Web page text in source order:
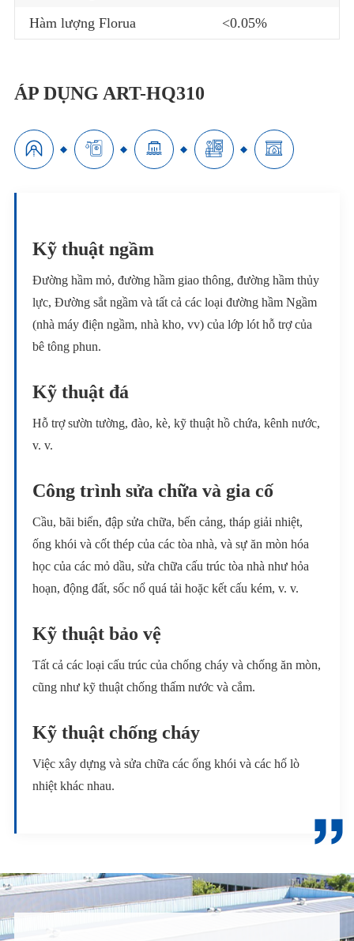
Hàm lượng Florua
<0.05%
ÁP DỤNG ART-HQ310
    
Kỹ thuật ngầm
Đường hầm mỏ, đường hầm giao thông, đường hầm thủy
lực, Đường sắt ngầm và tất cả các loại đường hầm Ngầm
(nhà máy điện ngầm, nhà kho, vv) của lớp lót hỗ trợ của
bê tông phun.
Kỹ thuật đá
Hỗ trợ sườn tường, đào, kè, kỹ thuật hồ chứa, kênh nước,
v. v.
Công trình sửa chữa và gia cố
Cầu, bãi biển, đập sửa chữa, bến cảng, tháp giải nhiệt,
ống khói và cốt thép của các tòa nhà, và sự ăn mòn hóa
học của các mỏ dầu, sửa chữa cấu trúc tòa nhà như hỏa
hoạn, động đất, sốc nổ quá tải hoặc kết cấu kém, v. v.
Kỹ thuật bảo vệ
Tất cả các loại cấu trúc của chống cháy và chống ăn mòn,
cũng như kỹ thuật chống thấm nước và cắm.
Kỹ thuật chống cháy
Việc xây dựng và sửa chữa các ống khói và các hố lò
nhiệt khác nhau.
